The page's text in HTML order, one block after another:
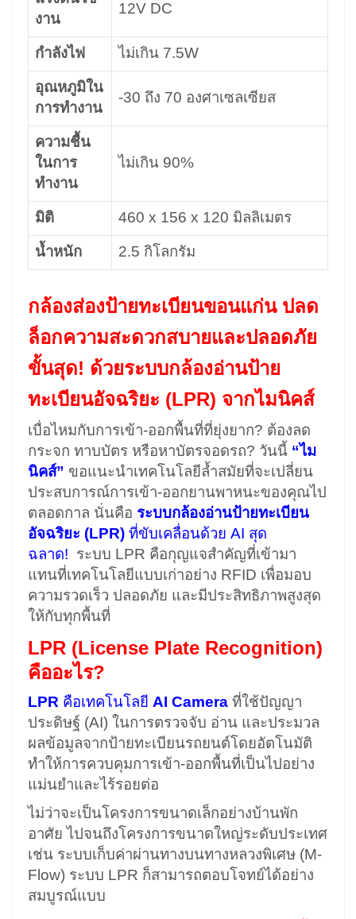
งาน
12V DC
กำลังไฟ ไม่เกิน 7.5W
อุณหภูมิใน
การทำงาน
-30 ถึง 70 องศาเซลเซียส
ความชื้น
ในการ
ทำงาน
ไม่เกิน 90%
มิติ 460 x 156 x 120 มิลลิเมตร
น้ำหนัก 2.5 กิโลกรัม
กล้องส่องป้ายทะเบียนขอนแก่น ปลด
ล็อกความสะดวกสบายและปลอดภัย
ขั้นสุด! ด้วยระบบกล้องอ่านป้าย
ทะเบียนอัจฉริยะ (LPR) จากไมนิคส์
เบื่อไหมกับการเข้า-ออกพื้นที่ที่ยุ่งยาก? ต้องลด
กระจก ทาบบัตร หรือหาบัตรจอดรถ? วันนี้ “ไม
นิคส์” ขอแนะนำเทคโนโลยีล้ำสมัยที่จะเปลี่ยน
ประสบการณ์การเข้า-ออกยานพาหนะของคุณไป
ตลอดกาล นั่นคือ ระบบกล้องอ่านป้ายทะเบียน
อัจฉริยะ (LPR) ที่ขับเคลื่อนด้วย AI สุด
ฉลาด! ระบบ LPR คือกุญแจสำคัญที่เข้ามา
แทนที่เทคโนโลยีแบบเก่าอย่าง RFID เพื่อมอบ
ความรวดเร็ว ปลอดภัย และมีประสิทธิภาพสูงสุด
ให้กับทุกพื้นที่
LPR (License Plate Recognition)
คืออะไร?
LPR คือเทคโนโลยี AI Camera ที่ใช้ปัญญา
ประดิษฐ์ (AI) ในการตรวจจับ อ่าน และประมวล
ผลข้อมูลจากป้ายทะเบียนรถยนต์โดยอัตโนมัติ
ทำให้การควบคุมการเข้า-ออกพื้นที่เป็นไปอย่าง
แม่นยำและไร้รอยต่อ
ไม่ว่าจะเป็นโครงการขนาดเล็กอย่างบ้านพัก
อาศัย ไปจนถึงโครงการขนาดใหญ่ระดับประเทศ
เช่น ระบบเก็บค่าผ่านทางบนทางหลวงพิเศษ (M-
Flow) ระบบ LPR ก็สามารถตอบโจทย์ได้อย่าง
สมบูรณ์แบบ